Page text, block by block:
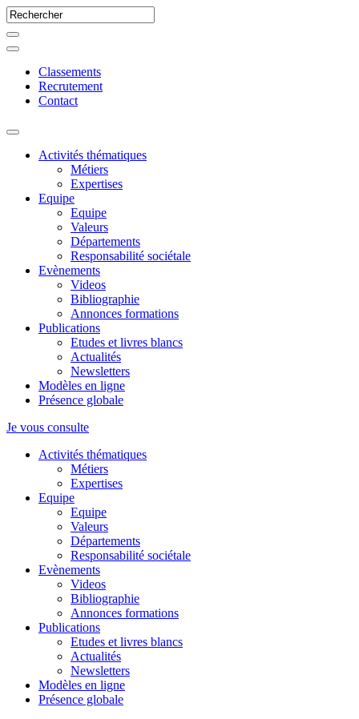
Classements
Recrutement
Contact
Activités thématiques
Métiers
Expertises
Equipe
Equipe
Valeurs
Départements
Responsabilité sociétale
Evènements
Videos
Bibliographie
Annonces formations
Publications
Etudes et livres blancs
Actualités
Newsletters
Modèles en ligne
Présence globale
Je vous consulte
Activités thématiques
Métiers
Expertises
Equipe
Equipe
Valeurs
Départements
Responsabilité sociétale
Evènements
Videos
Bibliographie
Annonces formations
Publications
Etudes et livres blancs
Actualités
Newsletters
Modèles en ligne
Présence globale